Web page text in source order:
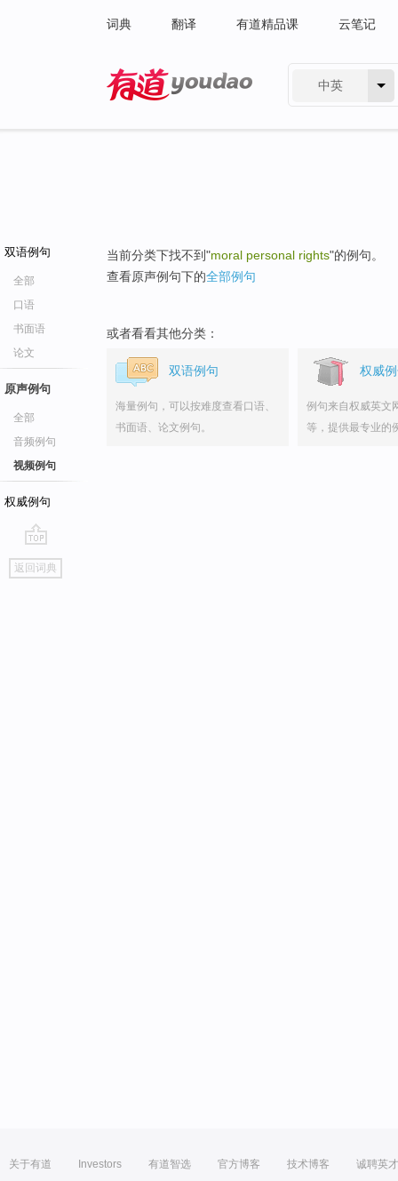
词典 翻译 有道精品课 云笔记
中英
双语例句
全部
口语
书面语
论文
原声例句
全部
音频例句
视频例句
权威例句
go
top
返回词典
当前分类下找不到"moral personal rights"的例句。
查看原声例句下的全部例句
或者看看其他分类：
双语例句
海量例句，可以按难度查看口语、
书面语、论文例句。
权威
例句来自权威英文
等，提供最专业的
关于有道 Investors 有道智选 官方博客 技术博客 诚聘英才